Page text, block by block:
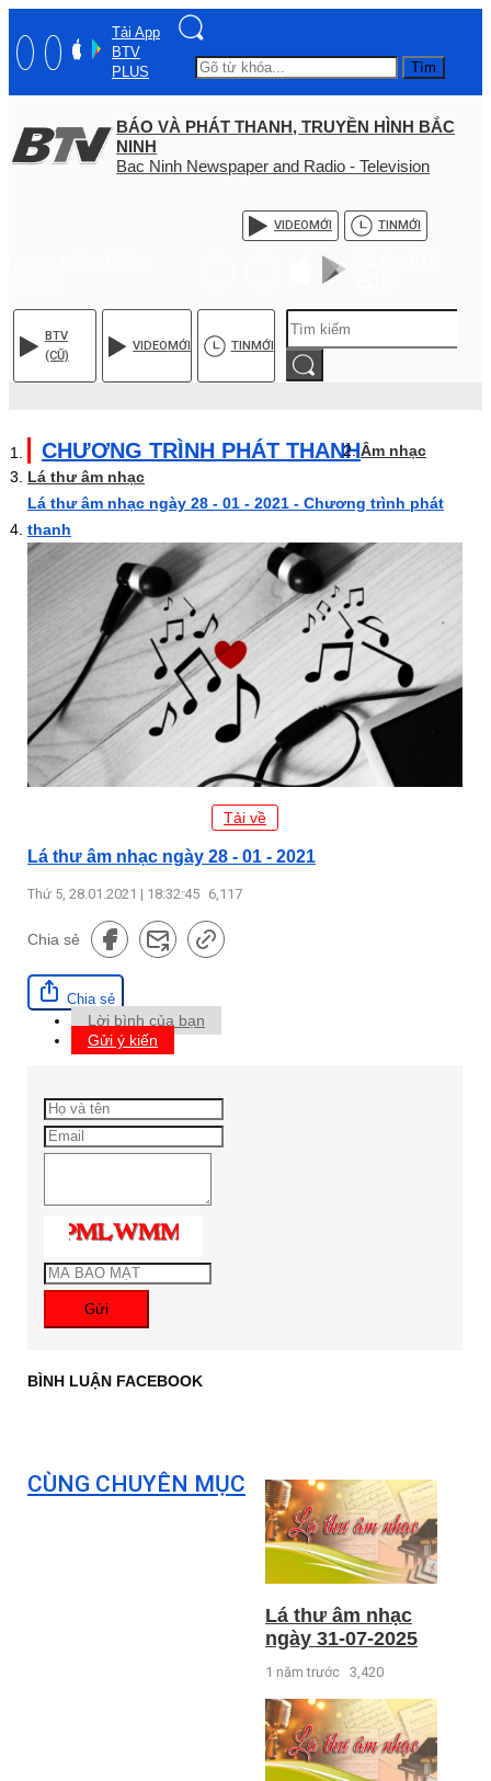
Tải App
BTV
PLUS
Tìm
BÁO VÀ PHÁT THANH, TRUYỀN HÌNH BẮC
NINH
Bac Ninh Newspaper and Radio - Television
VIDEOMỚI TINMỚI
BTV
(CŨ)
VIDEOMỚI TINMỚI
CHƯƠNG TRÌNH PHÁT THANHÂm nhạc
Lá thư âm nhạc
Lá thư âm nhạc ngày 28 - 01 - 2021 - Chương trình phát
thanh
Tải về
Lá thư âm nhạc ngày 28 - 01 - 2021
Thứ 5, 28.01.2021 | 18:32:45 6,117
Chia sẻ
Chia sẻ
Lời bình của bạn
Gửi ý kiến
Gửi
BÌNH LUẬN FACEBOOK
CÙNG CHUYÊN MỤC
Lá thư âm nhạc
ngày 31-07-2025
1 năm trước 3,420